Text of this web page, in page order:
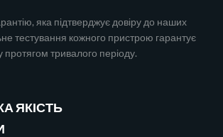
яка підтверджує довіру до наших
тестування кожного пристрою гарантує
протягом тривалого періоду.
ЯКІСТЬ